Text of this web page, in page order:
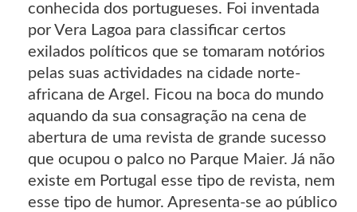
conhecida dos portugueses. Foi inventada
por Vera Lagoa para classificar certos
exilados políticos que se tomaram notórios
pelas suas actividades na cidade norte-
africana de Argel. Ficou na boca do mundo
aquando da sua consagração na cena de
abertura de uma revista de grande sucesso
que ocupou o palco no Parque Maier. Já não
existe em Portugal esse tipo de revista, nem
esse tipo de humor. Apresenta-se ao público